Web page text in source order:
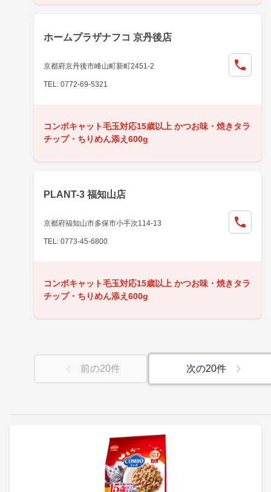
ホームプラザナフコ 京丹後店
京都府京丹後市峰山町新町2451-2
TEL: 0772-69-5321
コンボキャット毛玉対応15歳以上 かつお味・焼きタラ
チップ・ちりめん添え600g
PLANT-3 福知山店
京都府福知山市多保市小手次114-13
TEL: 0773-45-6800
コンボキャット毛玉対応15歳以上 かつお味・焼きタラ
チップ・ちりめん添え600g
前の20件 次の20件